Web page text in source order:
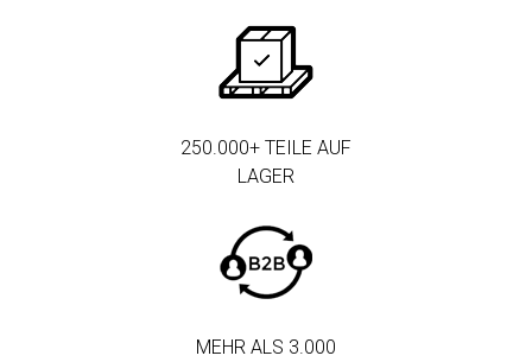
250.000+ TEILE AUF
LAGER
MEHR ALS 3.000